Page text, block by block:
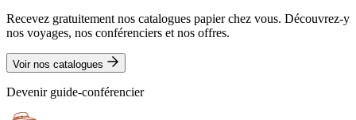
Recevez gratuitement nos catalogues papier chez vous. Découvrez-y
nos voyages, nos conférenciers et nos offres.
Voir nos catalogues
Devenir guide-conférencier